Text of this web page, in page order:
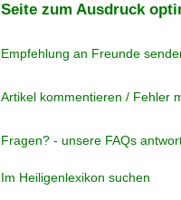
Seite zum Ausdruck
Empfehlung an Freunde
Artikel kommentieren / Fehler
Fragen? - unsere FAQs
Im Heiligenlexikon suchen